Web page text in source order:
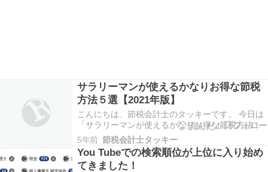
サラリーマンが使えるかなりお得な節税
方法５選【2021年版】
こんにちは、節税会計士のタッキーです。 今日は
「サラリーマンが使えるかなりお得な節税方法５
選【2021年版】」 についてお話します。 サラリ
ーマンの方の中には手取り収入しか見ていない。
という方や、 どれだけ税金がかかっているか分か
らないけど、 節税ができるなら自分も節税をした
5年前 節税会計士タッキー
You Tubeでの検索順位が上位に入り始め
てきました！